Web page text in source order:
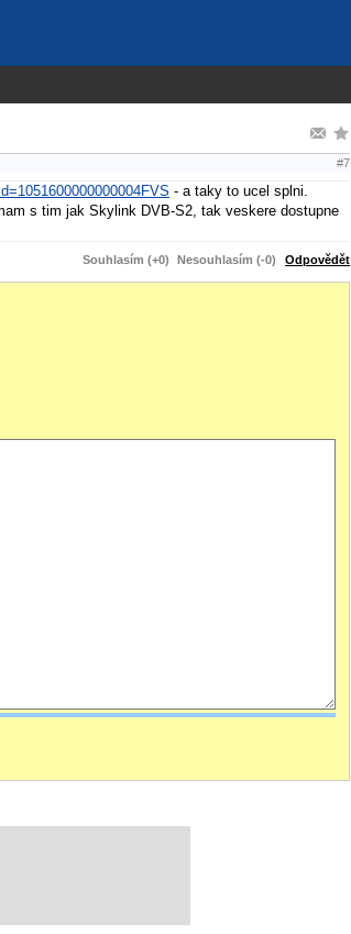
#7
- a taky to ucel splni.
s tim jak Skylink DVB-S2, tak veskere dostupne
Souhlasím (+0) Nesouhlasím (-0) Odpovědět